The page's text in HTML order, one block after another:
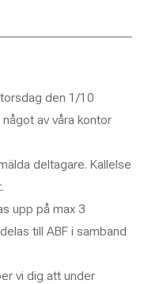
den 1/10
av våra kontor
deltagare. Kallelse
upp på max 3
till ABF i samband
vi dig att under